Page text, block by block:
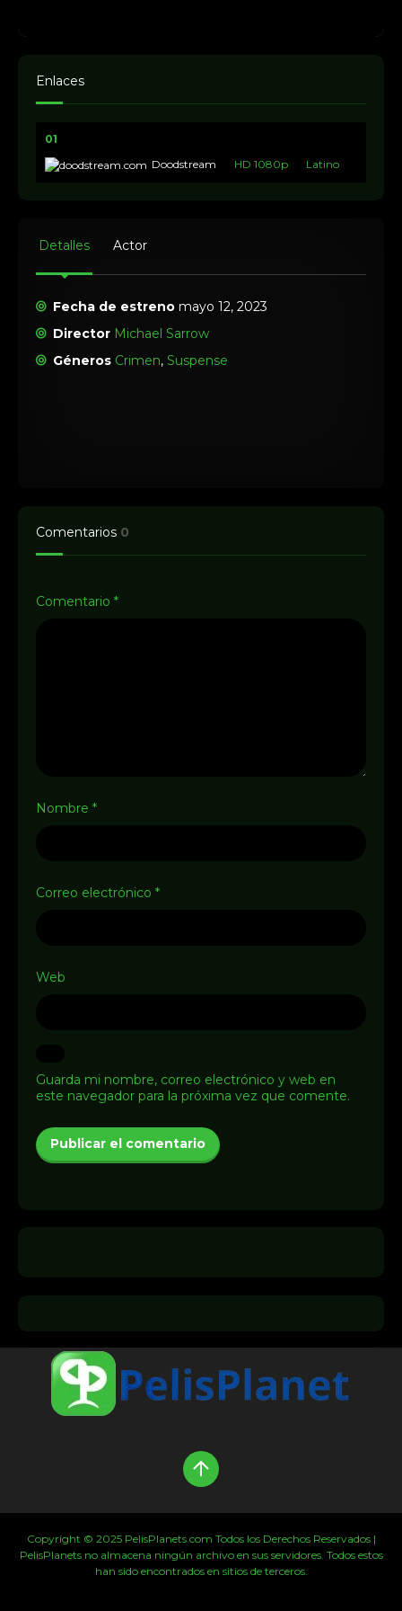
Enlaces
01
Doodstream
HD 1080p Latino
Detalles Actor
Fecha de estreno mayo 12, 2023
Director Michael Sarrow
Géneros Crimen,Suspense
Comentarios 0
Comentario *
Nombre *
Correo electrónico *
Web
Guarda mi nombre, correo electrónico y web en
este navegador para la próxima vez que comente.
Copyright © 2025 PelisPlanets.com Todos los Derechos Reservados |
PelisPlanets no almacena ningún archivo en sus servidores. Todos estos
han sido encontrados en sitios de terceros.